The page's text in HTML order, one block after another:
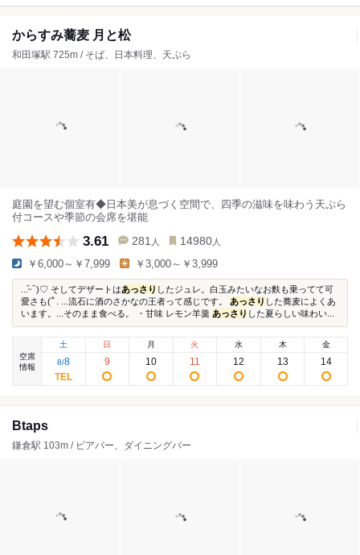
からすみ蕎麦 月と松
和田塚駅 725m / そば、日本料理、天ぷら
庭園を望む個室有◆日本美が息づく空間で、四季の滋味を味わう天ぷら
付コースや季節の会席を堪能
3.61 281 人 14980 人
￥6,000～￥7,999 ￥3,000～￥3,999
...᷇ᵕ ᷆ )♡ そしてデザートはあっさり したジュレ。白玉みたいなお麩も乗ってて可
愛さも(՞ . ...流石に酒のさかなの王者って感じです。 あっさり した蕎麦によくあ
います。...そのまま食べる。 ・甘味 レモン羊羹 あっさり した夏らしい味わい...
空席
情報
土
8/8
日
9
月
10
火
11
水
12
木
13
金
14
Btaps
鎌倉駅 103m / ビアバー、ダイニングバー